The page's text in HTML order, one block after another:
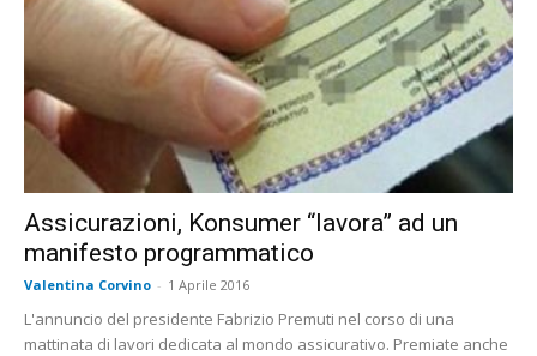
Assicurazioni, Konsumer “lavora” ad un
manifesto programmatico
Valentina Corvino - 1 Aprile 2016
L'annuncio del presidente Fabrizio Premuti nel corso di una
mattinata di lavori dedicata al mondo assicurativo. Premiate anche